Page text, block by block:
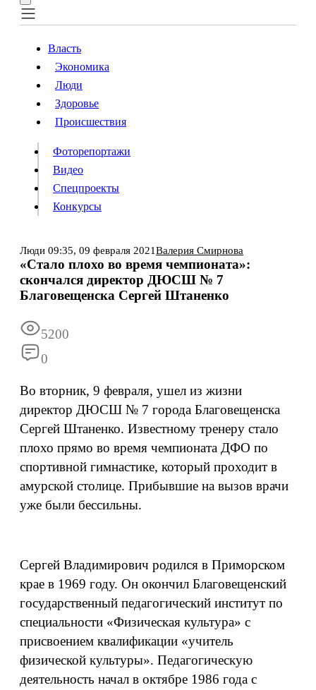
Власть
Происшествия
Видео
Конкурсы
Информация ПодпискаРеклама Все новости
Власть
Экономика
Люди
Здоровье
Происшествия
Фоторепортажи
Видео
Спецпроекты
Конкурсы
Люди 09:35, 09 февраля 2021Валерия Смирнова
«Стало плохо во время чемпионата»:
скончался директор ДЮСШ № 7
Благовещенска Сергей Штаненко
5200
0
Во вторник, 9 февраля, ушел из жизни
директор ДЮСШ № 7 города Благовещенска
Сергей Штаненко. Известному тренеру стало
плохо прямо во время чемпионата ДФО по
спортивной гимнастике, который проходит в
амурской столице. Прибывшие на вызов врачи
уже были бессильны.
Сергей Владимирович родился в Приморском
крае в 1969 году. Он окончил Благовещенский
государственный педагогический институт по
специальности «Физическая культура» с
присвоением квалификации «учитель
физической культуры». Педагогическую
деятельность начал в октябре 1986 года с